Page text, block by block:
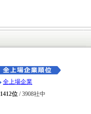
全上場企業
1412位 / 3908社中